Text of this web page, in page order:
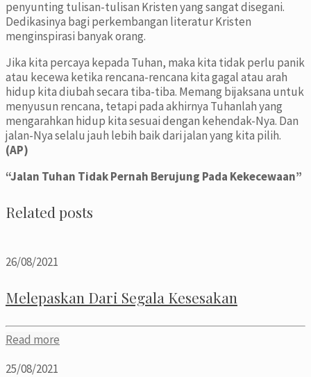
penyunting tulisan-tulisan Kristen yang sangat disegani.
Dedikasinya bagi perkembangan literatur Kristen
menginspirasi banyak orang.
Jika kita percaya kepada Tuhan, maka kita tidak perlu panik
atau kecewa ketika rencana-rencana kita gagal atau arah
hidup kita diubah secara tiba-tiba. Memang bijaksana untuk
menyusun rencana, tetapi pada akhirnya Tuhanlah yang
mengarahkan hidup kita sesuai dengan kehendak-Nya. Dan
jalan-Nya selalu jauh lebih baik dari jalan yang kita pilih.
(AP)
“Jalan Tuhan Tidak Pernah Berujung Pada Kekecewaan”
Related posts
26/08/2021
Melepaskan Dari Segala Kesesakan
Read more
25/08/2021